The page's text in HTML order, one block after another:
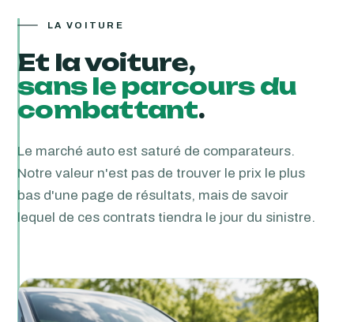
LA VOITURE
Et la voiture,
sans le parcours du
combattant.
Le marché auto est saturé de comparateurs.
Notre valeur n'est pas de trouver le prix le plus
bas d'une page de résultats, mais de savoir
lequel de ces contrats tiendra le jour du sinistre.